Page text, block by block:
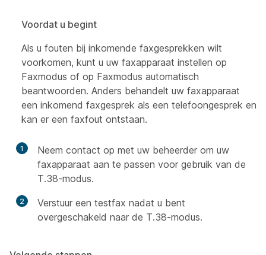
Voordat u begint
Als u fouten bij inkomende faxgesprekken wilt
voorkomen, kunt u uw faxapparaat instellen op
Faxmodus of op Faxmodus automatisch
beantwoorden. Anders behandelt uw faxapparaat
een inkomend faxgesprek als een telefoongesprek en
kan er een faxfout ontstaan.
1
Neem contact op met uw beheerder om uw
faxapparaat aan te passen voor gebruik van de
T.38-modus.
2
Verstuur een testfax nadat u bent
overgeschakeld naar de T.38-modus.